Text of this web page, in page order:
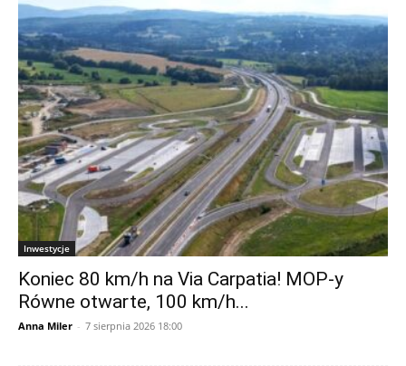
Inwestycje
Koniec 80 km/h na Via Carpatia! MOP-y
Równe otwarte, 100 km/h...
Anna Miler - 7 sierpnia 2026 18:00